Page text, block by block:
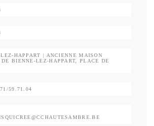
HAPPART | ANCIENNE MAISON
BIENNE-LEZ-HAPPART, PLACE DE
59.71.04